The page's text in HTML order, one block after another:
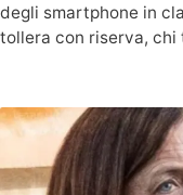
degli smartphone in
tollera con riserva,